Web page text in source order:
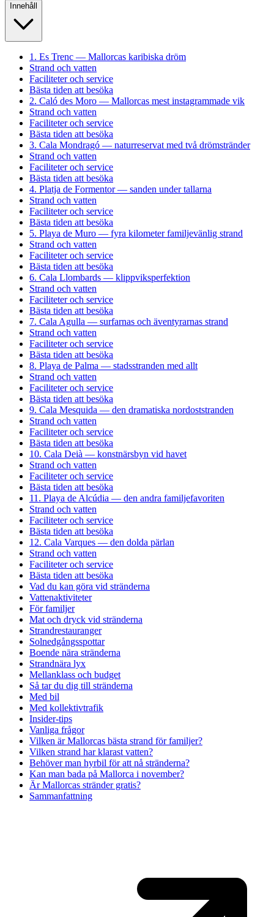
Innehåll
1. Es Trenc — Mallorcas karibiska dröm
Strand och vatten
Faciliteter och service
Bästa tiden att besöka
2. Caló des Moro — Mallorcas mest instagrammade vik
Strand och vatten
Faciliteter och service
Bästa tiden att besöka
3. Cala Mondragó — naturreservat med två drömstränder
Strand och vatten
Faciliteter och service
Bästa tiden att besöka
4. Platja de Formentor — sanden under tallarna
Strand och vatten
Faciliteter och service
Bästa tiden att besöka
5. Playa de Muro — fyra kilometer familjevänlig strand
Strand och vatten
Faciliteter och service
Bästa tiden att besöka
6. Cala Llombards — klippviksperfektion
Strand och vatten
Faciliteter och service
Bästa tiden att besöka
7. Cala Agulla — surfarnas och äventyrarnas strand
Strand och vatten
Faciliteter och service
Bästa tiden att besöka
8. Playa de Palma — stadsstranden med allt
Strand och vatten
Faciliteter och service
Bästa tiden att besöka
9. Cala Mesquida — den dramatiska nordoststranden
Strand och vatten
Faciliteter och service
Bästa tiden att besöka
10. Cala Deià — konstnärsbyn vid havet
Strand och vatten
Faciliteter och service
Bästa tiden att besöka
11. Playa de Alcúdia — den andra familjefavoriten
Strand och vatten
Faciliteter och service
Bästa tiden att besöka
12. Cala Varques — den dolda pärlan
Strand och vatten
Faciliteter och service
Bästa tiden att besöka
Vad du kan göra vid stränderna
Vattenaktiviteter
För familjer
Mat och dryck vid stränderna
Strandrestauranger
Solnedgångsspottar
Boende nära stränderna
Strandnära lyx
Mellanklass och budget
Så tar du dig till stränderna
Med bil
Med kollektivtrafik
Insider-tips
Vanliga frågor
Vilken är Mallorcas bästa strand för familjer?
Vilken strand har klarast vatten?
Behöver man hyrbil för att nå stränderna?
Kan man bada på Mallorca i november?
Är Mallorcas stränder gratis?
Sammanfattning